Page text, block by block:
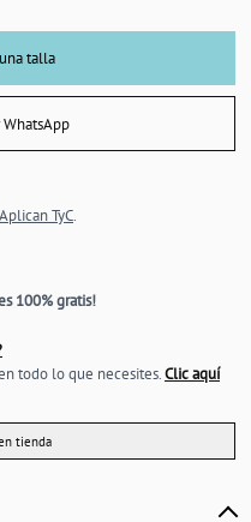
talla
Aplican TyC.
100% gratis!
todo lo que necesites.Clic aquí
tienda